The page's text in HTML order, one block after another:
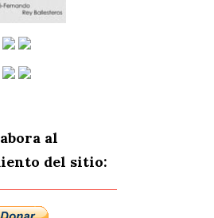
al
del sitio: